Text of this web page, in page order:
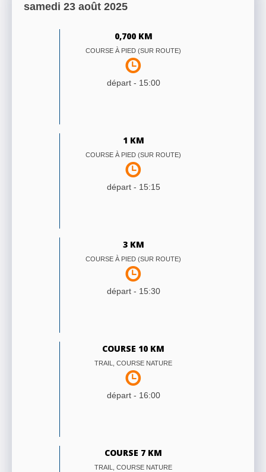
samedi 23 août 2025
0,700 KM
COURSE À PIED (SUR ROUTE)
départ - 15:00
1 KM
COURSE À PIED (SUR ROUTE)
départ - 15:15
3 KM
COURSE À PIED (SUR ROUTE)
départ - 15:30
COURSE 10 KM
TRAIL, COURSE NATURE
départ - 16:00
COURSE 7 KM
TRAIL, COURSE NATURE